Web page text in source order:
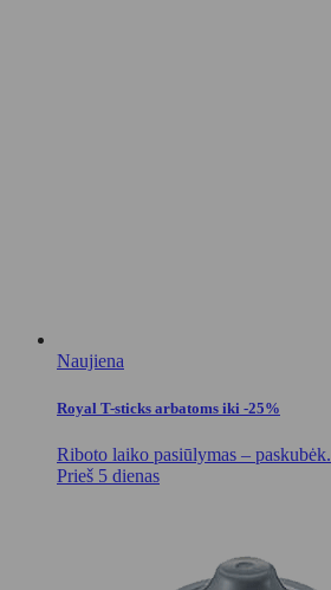
Naujiena
Royal T-sticks arbatoms iki -25%
Riboto laiko pasiūlymas – paskubėk.
Prieš 5 dienas